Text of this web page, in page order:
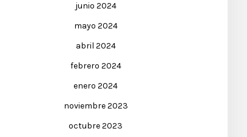
junio 2024
mayo 2024
abril 2024
febrero 2024
enero 2024
noviembre 2023
octubre 2023